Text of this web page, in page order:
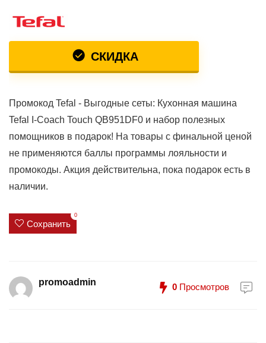
СКИДКА
Промокод Tefal - Выгодные сеты: Кухонная машина
Tefal I-Coach Touch QB951DF0 и набор полезных
помощников в подарок! На товары с финальной ценой
не применяются баллы программы лояльности и
промокоды. Акция действительна, пока подарок есть в
наличии.
Сохранить
0
promoadmin 0 Просмотров